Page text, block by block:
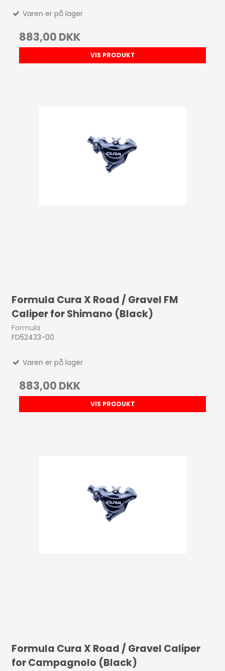
Varen er på lager
883,00 DKK
VIS PRODUKT
Formula Cura X Road / Gravel FM
Caliper for Shimano (Black)
Formula
FD52433-00
Varen er på lager
883,00 DKK
VIS PRODUKT
Formula Cura X Road / Gravel Caliper
for Campagnolo (Black)